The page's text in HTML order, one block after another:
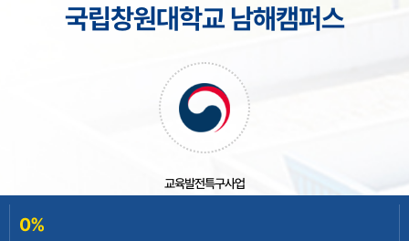
국립창원대학교 남해캠퍼스
교육발전특구사업
0%